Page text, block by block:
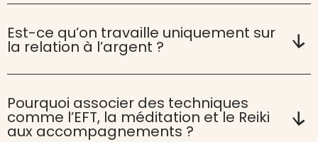
Est-ce qu’on travaille uniquement sur
la relation à l’argent ?
Pourquoi associer des techniques
comme l’EFT, la méditation et le Reiki
aux accompagnements ?